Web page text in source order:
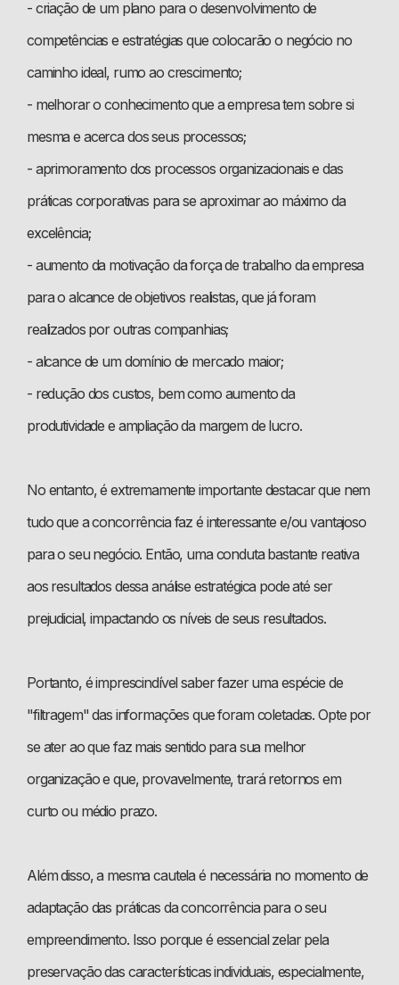
- criação de um plano para o desenvolvimento de
competências e estratégias que colocarão o negócio no
caminho ideal, rumo ao crescimento;
- melhorar o conhecimento que a empresa tem sobre si
mesma e acerca dos seus processos;
- aprimoramento dos processos organizacionais e das
práticas corporativas para se aproximar ao máximo da
excelência;
- aumento da motivação da força de trabalho da empresa
para o alcance de objetivos realistas, que já foram
realizados por outras companhias;
- alcance de um domínio de mercado maior;
- redução dos custos, bem como aumento da
produtividade e ampliação da margem de lucro.
No entanto, é extremamente importante destacar que nem
tudo que a concorrência faz é interessante e/ou vantajoso
para o seu negócio. Então, uma conduta bastante reativa
aos resultados dessa análise estratégica pode até ser
prejudicial, impactando os níveis de seus resultados.
Portanto, é imprescindível saber fazer uma espécie de
"filtragem" das informações que foram coletadas. Opte por
se ater ao que faz mais sentido para sua melhor
organização e que, provavelmente, trará retornos em
curto ou médio prazo.
Além disso, a mesma cautela é necessária no momento de
adaptação das práticas da concorrência para o seu
empreendimento. Isso porque é essencial zelar pela
preservação das características individuais, especialmente,